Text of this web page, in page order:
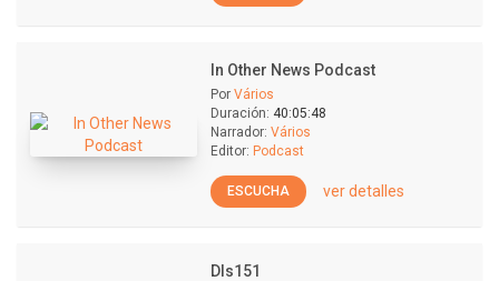
In Other News Podcast
Por Vários
Duración: 40:05:48
Narrador: Vários
Editor: Podcast
ESCUCHA ver detalles
Dls151